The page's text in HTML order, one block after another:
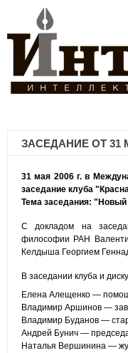
ЗАСЕДАНИЕ ОТ 31
31 мая 2006 г. в
заседание клуба
Тема заседания: "Новый
С докладом на
философии РАН
Келдыша Георгием
В заседании клуба и
Елена Алещенко —
Владимир Аршинов —
Владимир Буданов —
Андрей Бунич —
Наталья Вершинина —